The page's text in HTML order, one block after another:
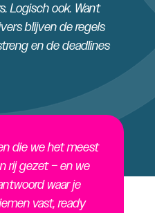
Logisch ook. Want
blijven de regels
en de deadlines
die we het meest
rij gezet – en we
waar je
vast, ready